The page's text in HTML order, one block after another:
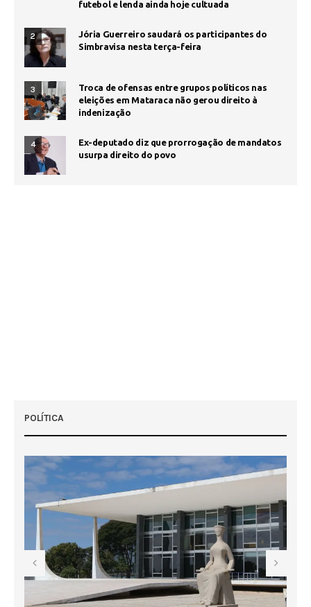
futebol e lenda ainda hoje cultuada
2
Jória Guerreiro saudará os participantes do
Simbravisa nesta terça-feira
3
Troca de ofensas entre grupos políticos nas
eleições em Mataraca não gerou direito à
indenização
4
Ex-deputado diz que prorrogação de mandatos
usurpa direito do povo
POLÍTICA